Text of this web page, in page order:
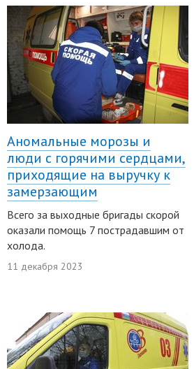
Аномальные морозы и
люди с горячими сердцами,
приходящие на выручку к
замерзающим
Всего за выходные бригады скорой
оказали помощь 7 пострадавшим от
холода.
11 декабря 2023